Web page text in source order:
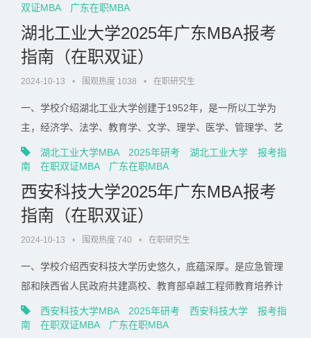
院：商学院。专业方向：不区分研究方向。三、学制与学习方
式学制 3 年，培养形式：非全日制。校本部师资授课，授课时
间根据广东学员特点采取周末班、集中班，或周......
双证MBA
广东在职MBA
湖北工业大学2025年广东MBA报考
指南（在职双证）
2024-10-13 • 围观热度 1038 • 在职研究生
一、学校介绍湖北工业大学创建于1952年，是一所以工学为
主，经济学、法学、教育学、文学、理学、医学、管理学、艺
术学、交叉学科等十大学科门类协调发展的多科性大学，是湖
北省“双一流”建设高校、国家“中西部高校基础能力建设工程”高
校、全国毕业生就业典型经验高校、全国深化创新创业教育改
革示范高校、国家知识产权试点高校、国家“赋......
湖北工业大学MBA 2025年研考 湖北工业大学
报考指
南
在职双证MBA 广东在职MBA
西安科技大学2025年广东MBA报考
指南（在职双证）
2024-10-13 • 围观热度 740 • 在职研究生
一、学校介绍西安科技大学历史悠久，底蕴深厚。是应急管理
部和陕西省人民政府共建高校、教育部卓越工程师教育培养计
划实施高校、国家建设高水平大学公派研究生项目实施高校、
国家特色重点学科项目实施高校、国家中西部高校基础能力建
西安科技大学MBA 2025年研考 西安科技大学
报考指
南
在职双证MBA 广东在职MBA